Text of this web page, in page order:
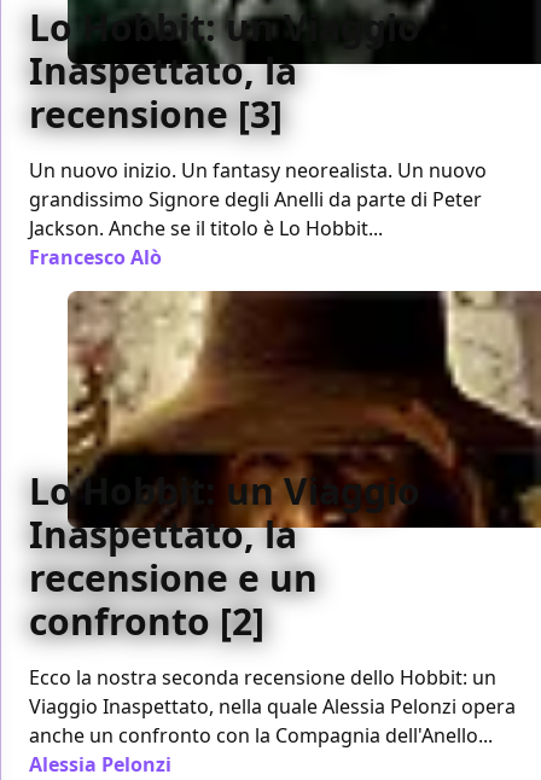
Lo Hobbit: un Viaggio
Inaspettato, la
recensione [3]
Un nuovo inizio. Un fantasy neorealista. Un nuovo
grandissimo Signore degli Anelli da parte di Peter
Jackson. Anche se il titolo è Lo Hobbit...
Francesco Alò
Lo Hobbit: un Viaggio
Inaspettato, la
recensione e un
confronto [2]
Ecco la nostra seconda recensione dello Hobbit: un
Viaggio Inaspettato, nella quale Alessia Pelonzi opera
anche un confronto con la Compagnia dell'Anello...
Alessia Pelonzi